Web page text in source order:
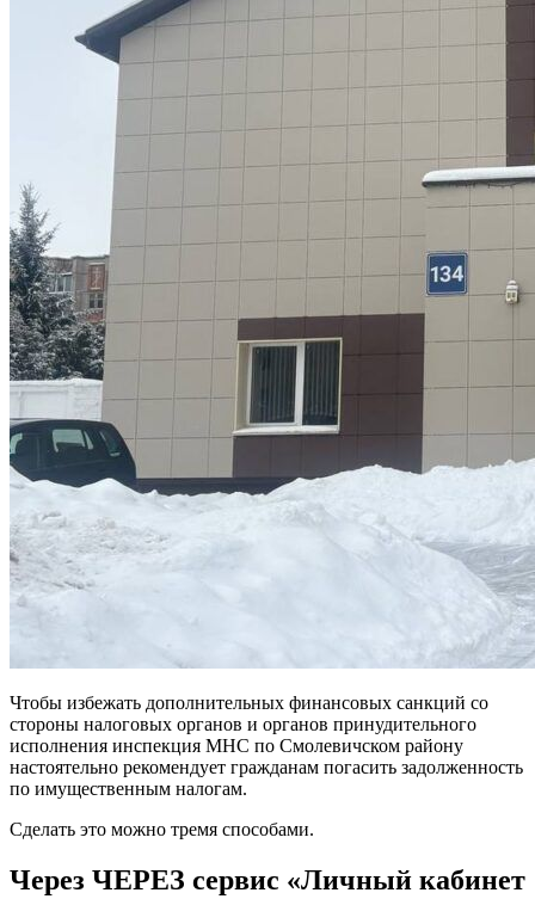
Чтобы избежать дополнительных финансовых санкций со
стороны налоговых органов и органов принудительного
исполнения инспекция МНС по Смолевичском району
настоятельно рекомендует гражданам погасить задолженность
по имущественным налогам.
Сделать это можно тремя способами.
Через ЧЕРЕЗ сервис «Личный кабинет